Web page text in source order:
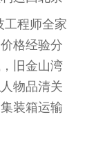
程师全家
格经验分
旧金山湾
物品清关
装箱运输